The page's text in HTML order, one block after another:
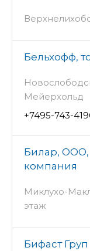
Бельхофф,
Мейерхольд
+7495-743-
Билар, ООО,
компания
Миклухо-
этаж
Бифаст Груп